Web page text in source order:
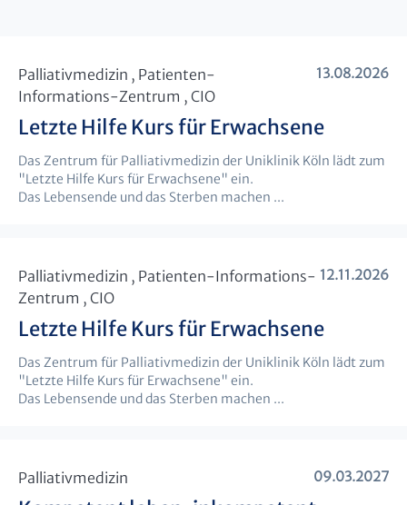
13.08.2026
Palliativmedizin , Patienten-
Informations-Zentrum , CIO
Letzte Hilfe Kurs für Erwachsene
Das Zentrum für Palliativmedizin der Uniklinik Köln lädt zum
"Letzte Hilfe Kurs für Erwachsene" ein.
Das Lebensende und das Sterben machen ...
12.11.2026
Palliativmedizin , Patienten-Informations-
Zentrum , CIO
Letzte Hilfe Kurs für Erwachsene
Das Zentrum für Palliativmedizin der Uniklinik Köln lädt zum
"Letzte Hilfe Kurs für Erwachsene" ein.
Das Lebensende und das Sterben machen ...
09.03.2027
Palliativmedizin